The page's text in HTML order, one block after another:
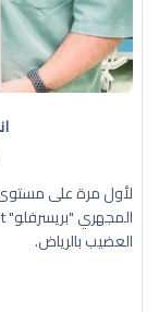
لأول مرة على مستوى
العضيب بالرياض.